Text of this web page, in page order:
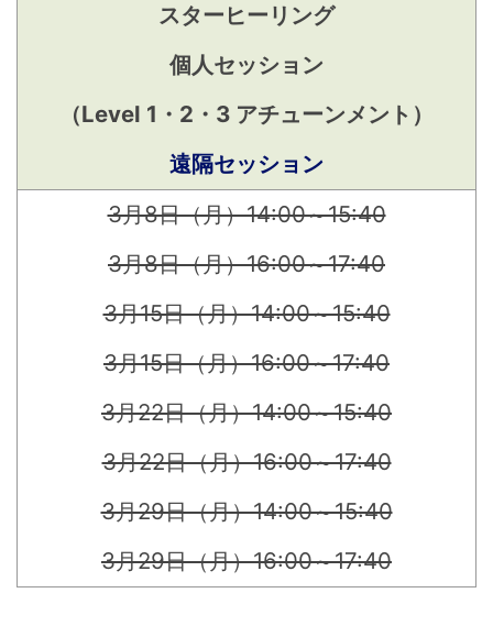
スターヒーリング
個人セッション
（Level 1・2・3 アチューンメント）
遠隔セッション
3月8日（月）14:00～15:40
3月8日（月）16:00～17:40
3月15日（月）14:00～15:40
3月15日（月）16:00～17:40
3月22日（月）14:00～15:40
3月22日（月）16:00～17:40
3月29日（月）14:00～15:40
3月29日（月）16:00～17:40